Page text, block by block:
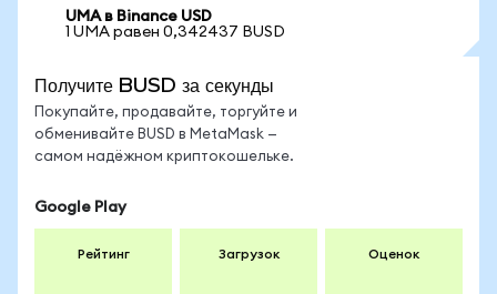
UMA в Binance USD
1 UMA равен 0,342437 BUSD
Получите BUSD за секунды
Покупайте, продавайте, торгуйте и
обменивайте BUSD в MetaMask —
самом надёжном криптокошельке.
Google Play
Рейтинг Загрузок Оценок